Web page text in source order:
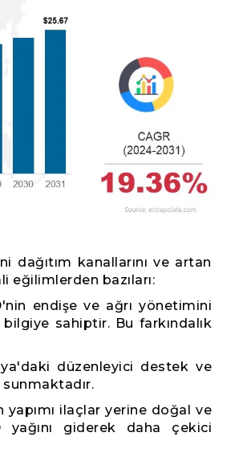
dağıtım kanallarını ve artan
eğilimlerden bazıları:
endişe ve ağrı yönetimini
sahiptir. Bu farkındalık
düzenleyici destek ve
yapımı ilaçlar yerine doğal ve
giderek daha çekici